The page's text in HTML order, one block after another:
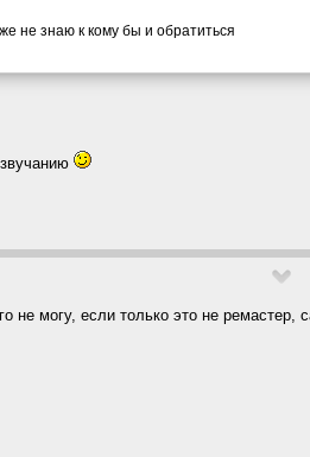
не знаю к кому бы и обратиться
не могу, если только это не ремастер,